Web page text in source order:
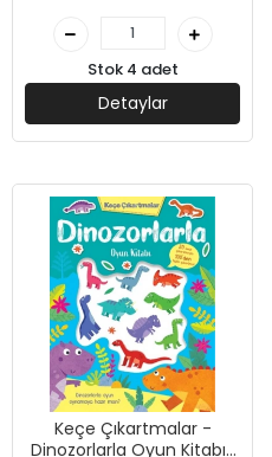
Stok 4 adet
Detaylar
Keçe Çıkartmalar -
Dinozorlarla Oyun Kitabı-